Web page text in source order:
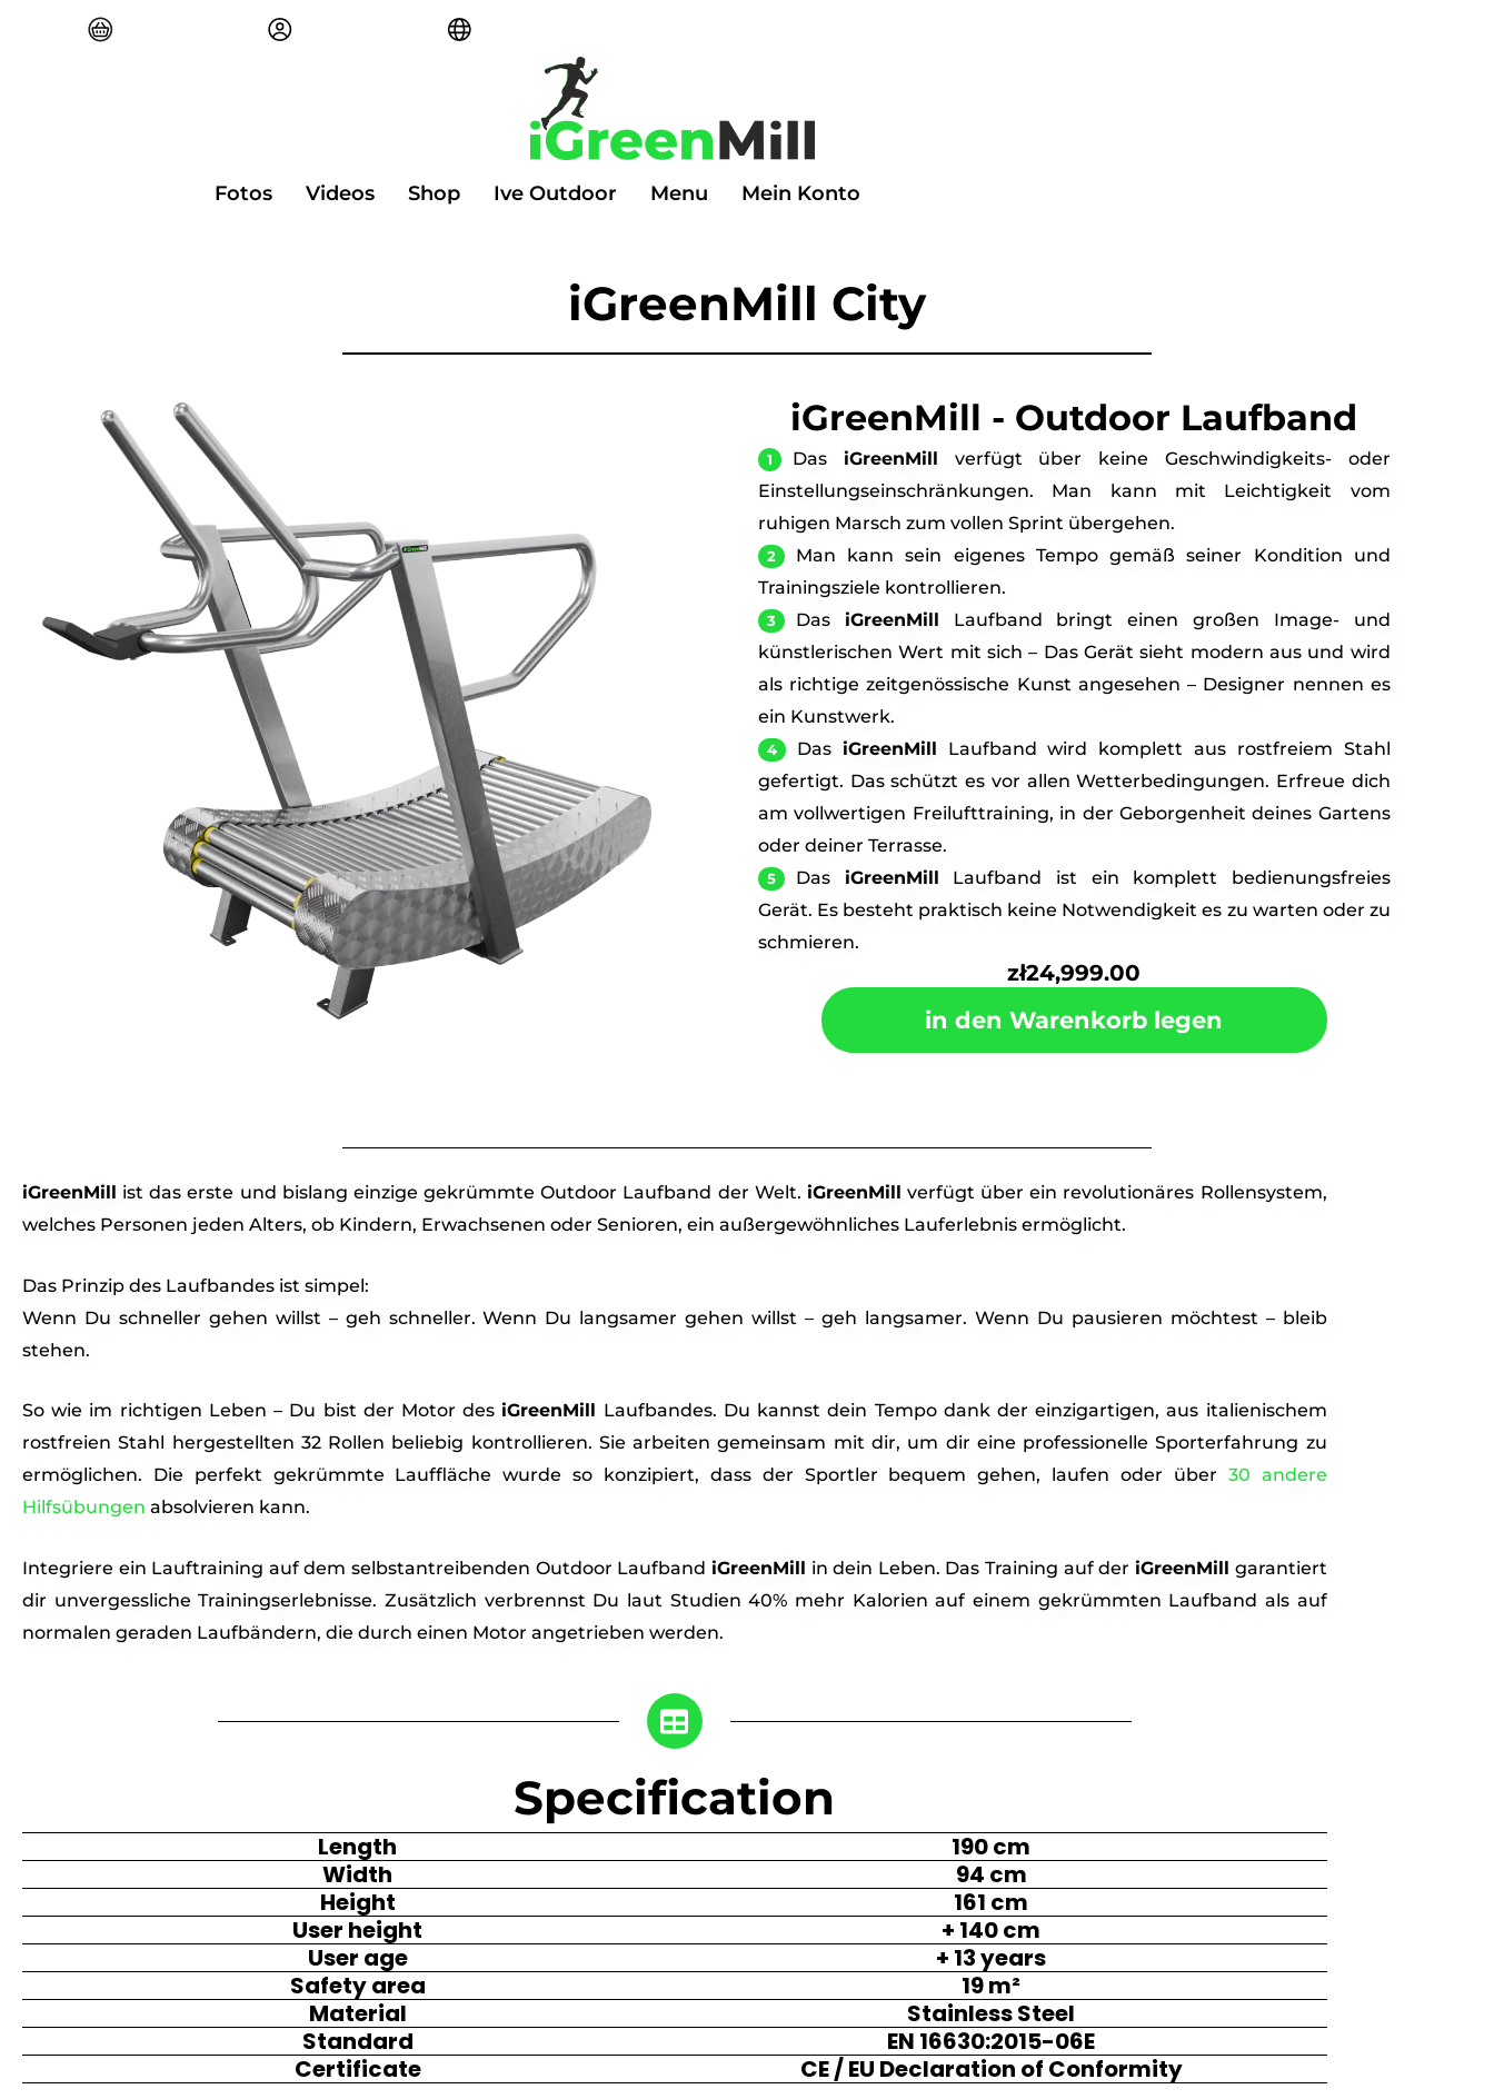
Fotos Videos Shop Ive Outdoor Menu Mein Konto
iGreenMill City
iGreenMill - Outdoor Laufband
Das iGreenMill verfügt über keine Geschwindigkeits- oder
Einstellungseinschränkungen. Man kann mit Leichtigkeit vom
ruhigen Marsch zum vollen Sprint übergehen.
Man kann sein eigenes Tempo gemäß seiner Kondition und
Trainingsziele kontrollieren.
Das iGreenMill Laufband bringt einen großen Image- und
künstlerischen Wert mit sich – Das Gerät sieht modern aus und wird
als richtige zeitgenössische Kunst angesehen – Designer nennen es
ein Kunstwerk.
Das iGreenMill Laufband wird komplett aus rostfreiem Stahl
gefertigt. Das schützt es vor allen Wetterbedingungen. Erfreue dich
am vollwertigen Freilufttraining, in der Geborgenheit deines Gartens
oder deiner Terrasse.
Das iGreenMill Laufband ist ein komplett bedienungsfreies
Gerät. Es besteht praktisch keine Notwendigkeit es zu warten oder zu
schmieren.
zł24,999.00
in den Warenkorb legen
iGreenMill ist das erste und bislang einzige gekrümmte Outdoor Laufband der Welt. iGreenMill verfügt über ein revolutionäres Rollensystem,
welches Personen jeden Alters, ob Kindern, Erwachsenen oder Senioren, ein außergewöhnliches Lauferlebnis ermöglicht.
Das Prinzip des Laufbandes ist simpel:
Wenn Du schneller gehen willst – geh schneller. Wenn Du langsamer gehen willst – geh langsamer. Wenn Du pausieren möchtest – bleib
stehen.
So wie im richtigen Leben – Du bist der Motor desiGreenMill Laufbandes. Du kannst dein Tempo dank der einzigartigen, aus italienischem
rostfreien Stahl hergestellten 32 Rollen beliebig kontrollieren. Sie arbeiten gemeinsam mit dir, um dir eine professionelle Sporterfahrung zu
ermöglichen. Die perfekt gekrümmte Lauffläche wurde so konzipiert, dass der Sportler bequem gehen, laufen oder über 30 andere
Hilfsübungen absolvieren kann.
Integriere ein Lauftraining auf dem selbstantreibenden Outdoor Laufband iGreenMill in dein Leben. Das Training auf der iGreenMill garantiert
dir unvergessliche Trainingserlebnisse. Zusätzlich verbrennst Du laut Studien 40% mehr Kalorien auf einem gekrümmten Laufband als auf
normalen geraden Laufbändern, die durch einen Motor angetrieben werden.
Specification
Length
190 cm
Width
94 cm
Height
161 cm
User height
+ 140 cm
User age
+ 13 years
Safety area
19 m²
Material
Stainless Steel
Standard
EN 16630:2015-06E
Certificate
CE / EU Declaration of Conformity